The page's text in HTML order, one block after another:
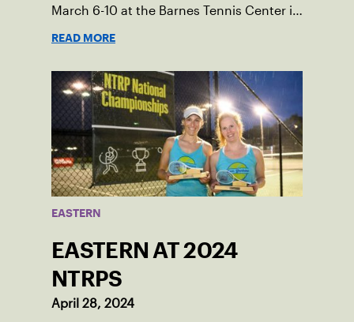
March 6-10 at the Barnes Tennis Center in
READ MORE
EASTERN
EASTERN AT 2024
NTRPS
April 28, 2024